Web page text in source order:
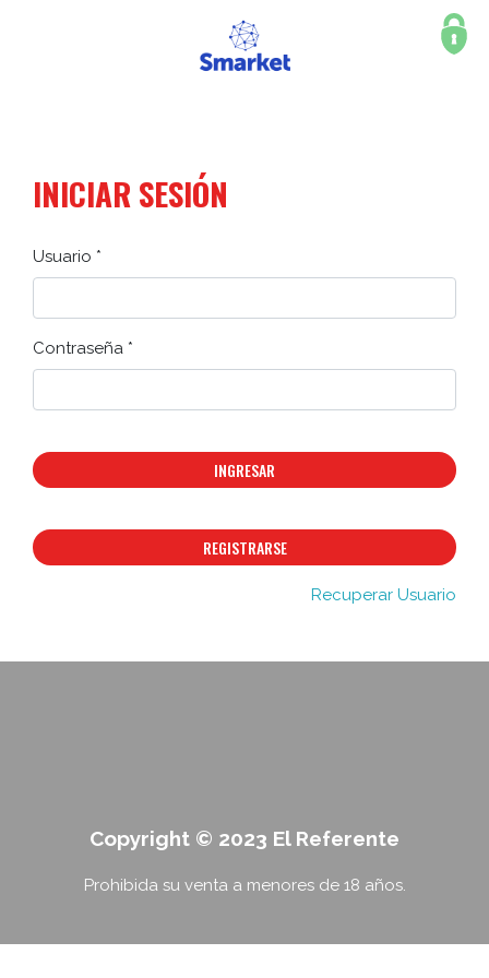
INICIAR SESIÓN
Usuario *
Contraseña *
INGRESAR
REGISTRARSE
Recuperar Usuario
Copyright © 2023 El Referente
Prohibida su venta a menores de 18 años.